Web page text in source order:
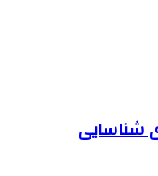
شناسایی